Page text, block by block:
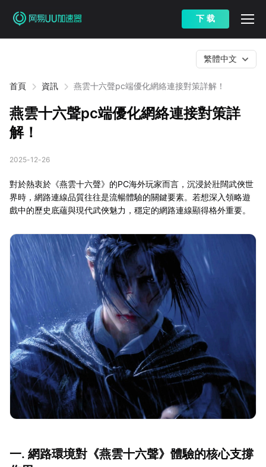
下 载
首頁 資訊 燕雲十六聲pc端優化網絡連接對策詳解！
繁體中文
燕雲十六聲pc端優化網絡連接對策詳
解！
2025-12-26
對於熱衷於《燕雲十六聲》的PC海外玩家而言，沉浸於壯闊武俠世
界時，網路連線品質往往是流暢體驗的關鍵要素。若想深入領略遊
戲中的歷史底蘊與現代武俠魅力，穩定的網路連線顯得格外重要。
一. 網路環境對《燕雲十六聲》體驗的核心支撐